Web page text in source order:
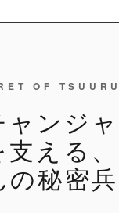
OF
ャンジ
支える、
秘密兵